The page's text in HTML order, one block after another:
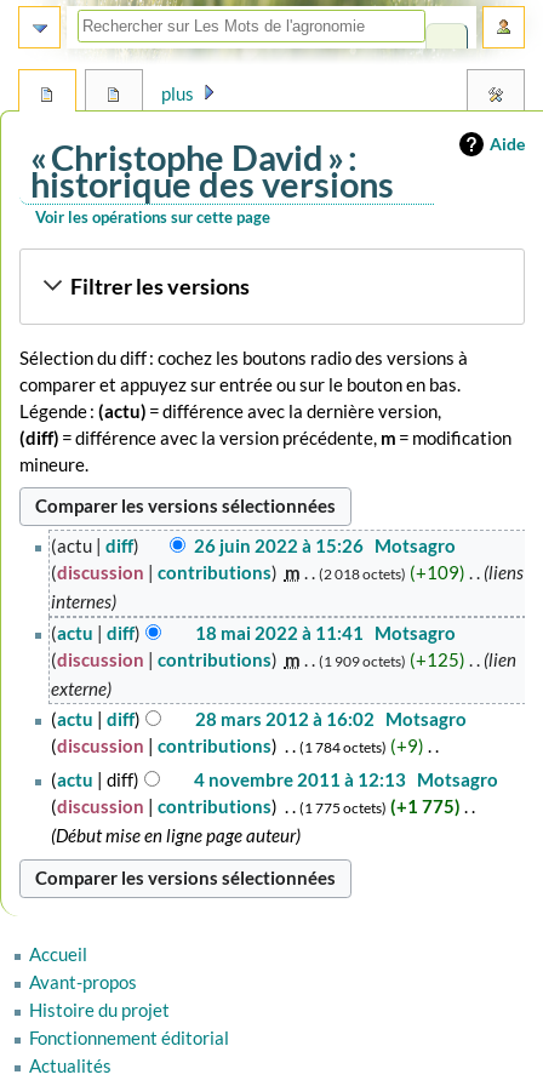
Aide
« Christophe David » :
historique des versions
Voir les opérations sur cette page
Filtrer les versions
Sélection du diff : cochez les boutons radio des versions à
comparer et appuyez sur entrée ou sur le bouton en bas.
Légende :(actu) = différence avec la dernière version,
(diff) = différence avec la version précédente, m = modification
mineure.
26
juin
2022
actu diff 26 juin 2022 à 15:26‎ Motsagro
discussion
contributions m 2 018 octets +109
liens
internes
18
mai
2022
actu diff 18 mai 2022 à 11:41
Motsagro
discussion
contributions m 1 909 octets +125
lien
externe
28
mars
2012
actu diff 28 mars 2012 à 16:02
Motsagro
discussion
contributions 1 784 octets +9
A
u
c
n
s
u
m
é
d
novembre
2011
actu diff 4 novembre 2011 à 12:13‎ Motsagro
discussion
contributions 1 775 octets +1 775
Début mise en ligne page auteur
plus
Accueil
Avant-propos
Histoire du projet
Fonctionnement éditorial
Actualités